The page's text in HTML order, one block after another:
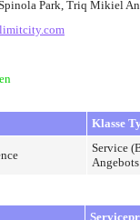
Park, Triq Mikiel
Klasse
Service